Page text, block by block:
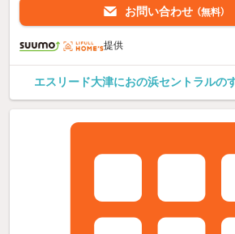
お問い合わせ （無料）
提供
エスリード大津におの浜セントラルの